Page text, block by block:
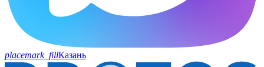
placemark_fillКазань